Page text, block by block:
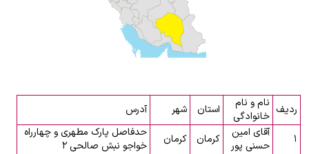
ردیف نام و نام
خانوادگی
استان شهر آدرس
۱
آقای امین
حسنی پور
کرمان کرمان
حدفاصل پارک مطهری و چهارراه
خواجو نبش صالحی ۲